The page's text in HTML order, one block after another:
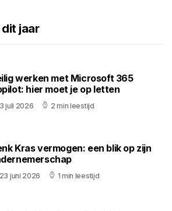
jaar
werken met Microsoft 365
hier moet je op letten
3 juli 2026 2 min leestijd
Kras vermogen: een blik op zijn
23 juni 2026 1 min leestijd